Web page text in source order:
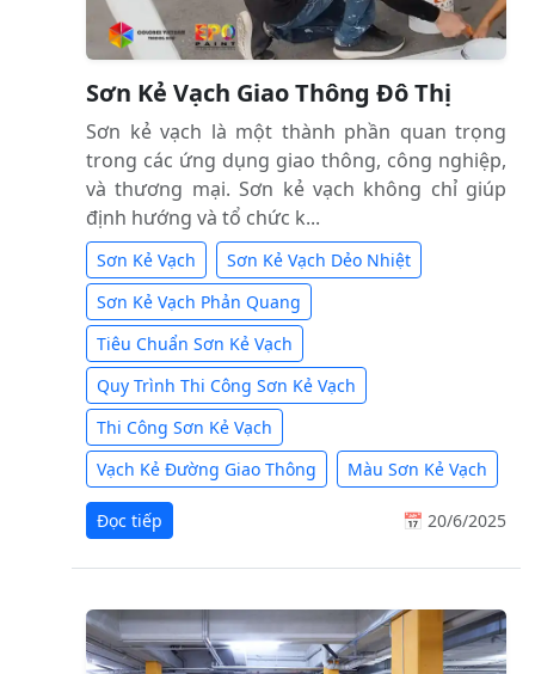
Sơn Kẻ Vạch Giao Thông Đô Thị
Sơn kẻ vạch là một thành phần quan trọng
trong các ứng dụng giao thông, công nghiệp,
và thương mại. Sơn kẻ vạch không chỉ giúp
định hướng và tổ chức k...
Sơn Kẻ Vạch
Sơn Kẻ Vạch Dẻo Nhiệt
Sơn Kẻ Vạch Phản Quang
Tiêu Chuẩn Sơn Kẻ Vạch
Quy Trình Thi Công Sơn Kẻ Vạch
Thi Công Sơn Kẻ Vạch
Vạch Kẻ Đường Giao Thông
Màu Sơn Kẻ Vạch
Đọc tiếp 📅 20/6/2025